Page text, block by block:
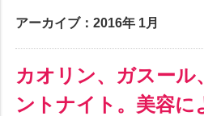
アーカイブ：2016年 1月
カオリン、ガスー
ントナイト。美容